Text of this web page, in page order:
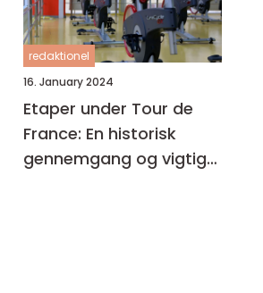
redaktionel
16. January 2024
Etaper under Tour de
France: En historisk
gennemgang og vigtige